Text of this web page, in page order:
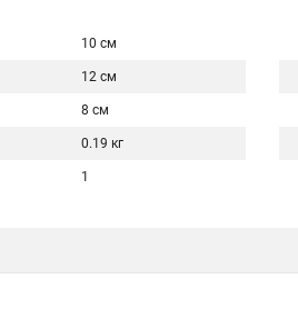
10 см
12 см
8 см
0.19 кг
1